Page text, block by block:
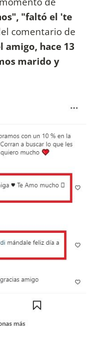
"faltó el 'te
comentario de
hace 13
marido y